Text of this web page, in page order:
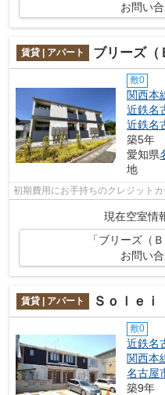
お問い
賃貸 | アパート ブリーズ（
敷0
関西本
近鉄名
近鉄名
築5年
愛知県
地
初期費用にお手持ちのクレジット
現在空室情
「ブリーズ（
お問い
賃貸 | アパート Ｓｏｌｅｉ
敷0
近鉄名
関西本
名古屋
築9年